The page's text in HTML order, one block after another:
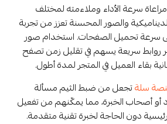
سرعة الأداء وملاءمته لمختلف
والصور المحسنة تعزز من تجربة
على سرعة تحميل الصفحات. استخدام صور
روابط سريعة يسهم في تقليل زمن تصفح
بقاء العميل في المتجر لمدة أطول.
سلةتجعل من ضبط الثيم مسألة
أو أصحاب الخبرة، مما يمكّنهم من تفعيل
دون الحاجة لخبرة تقنية متقدمة.